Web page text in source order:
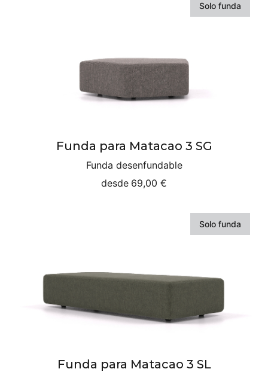
Solo funda
Funda para Matacao 3 SG
Funda desenfundable
desde 69,00 €
Solo funda
Funda para Matacao 3 SL